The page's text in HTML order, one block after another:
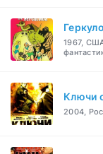
1967,
Ключи
2004,